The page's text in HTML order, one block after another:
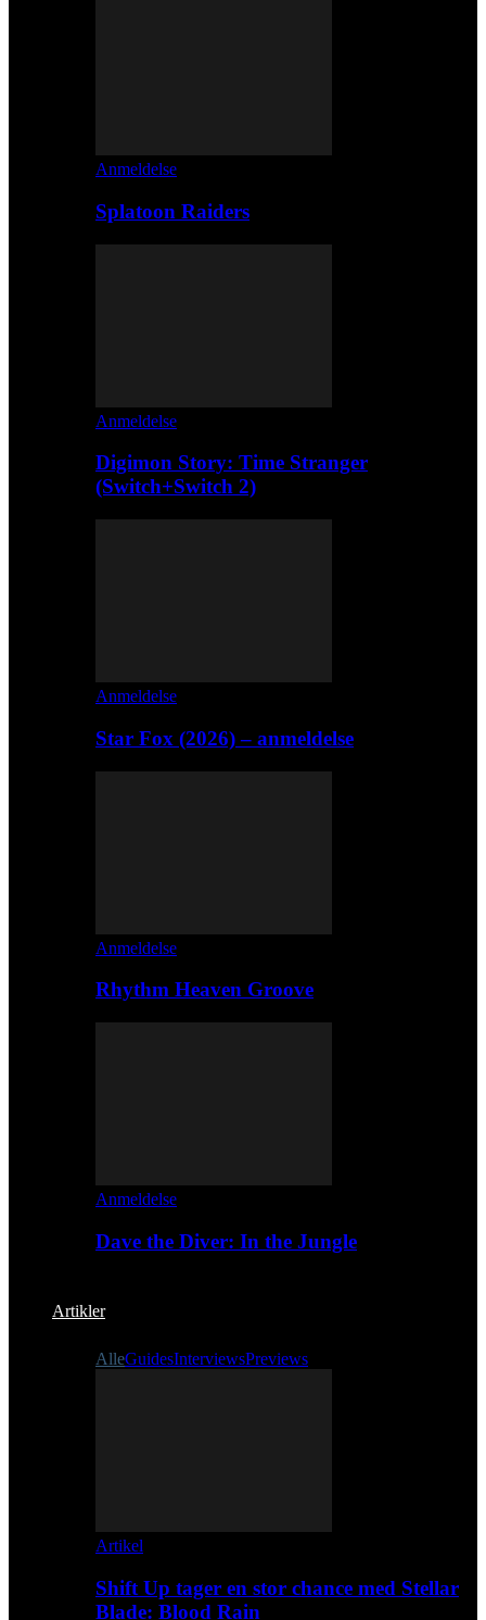
Anmeldelse
Splatoon Raiders
Anmeldelse
Digimon Story: Time Stranger
(Switch+Switch 2)
Anmeldelse
Star Fox (2026) – anmeldelse
Anmeldelse
Rhythm Heaven Groove
Anmeldelse
Dave the Diver: In the Jungle
Artikler
AlleGuidesInterviewsPreviews
Artikel
Shift Up tager en stor chance med Stellar
Blade: Blood Rain